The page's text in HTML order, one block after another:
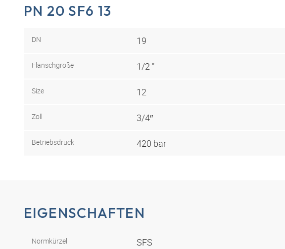
PN 20 SF6 13
DN 19
Flanschgröße 1/2 "
Size 12
Zoll 3/4″
Betriebsdruck 420 bar
EIGENSCHAFTEN
Normkürzel SFS